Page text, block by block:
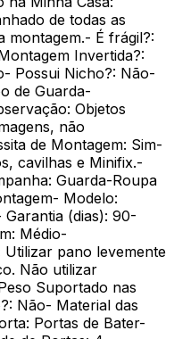
de todas as
montagem.- É frágil?:
Invertida?:
Possui Nicho?: Não-
de Guarda-
Objetos
não
de Montagem: Sim-
cavilhas e Minifix.-
Guarda-Roupa
Modelo:
(dias): 90-
Médio-
Utilizar pano levemente
Não utilizar
Suportado nas
Não- Material das
Portas de Bater-